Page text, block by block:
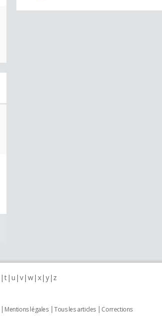
t u v w x y z
Mentions légales Tous les articles
Corrections